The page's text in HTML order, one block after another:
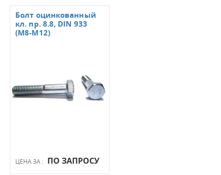
ЦЕНА ЗА : ПО ЗАПРОСУ
Болт оцинкованный
кл. пр. 8.8, DIN 933
(М8-М12)